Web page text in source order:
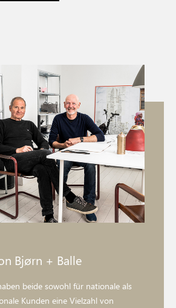
Bjørn + Balle
beide sowohl für nationale als
Kunden eine Vielzahl von